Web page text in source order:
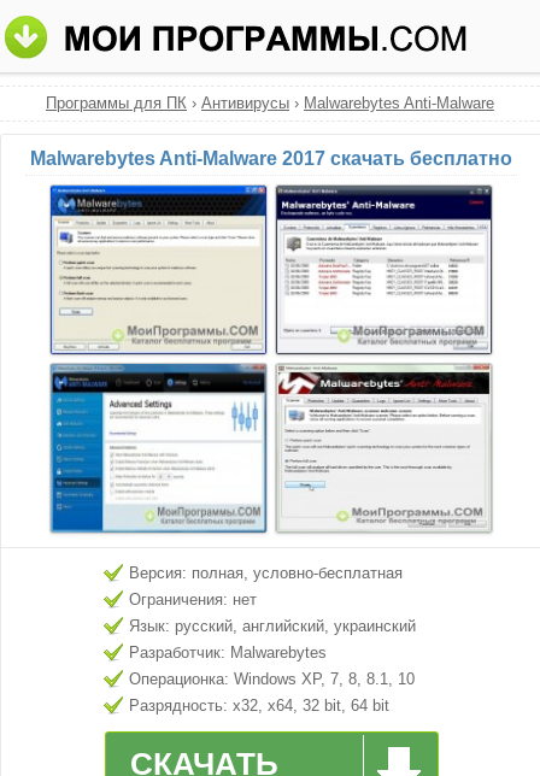
Программы для ПК › Антивирусы › Malwarebytes Anti-Malware
Malwarebytes Anti-Malware 2017 скачать бесплатно
Версия: полная, условно-бесплатная
Ограничения: нет
Язык: русский, английский, украинский
Разработчик: Malwarebytes
Операционка: Windows XP, 7, 8, 8.1, 10
Разрядность: x32, x64, 32 bit, 64 bit
СКАЧАТЬ